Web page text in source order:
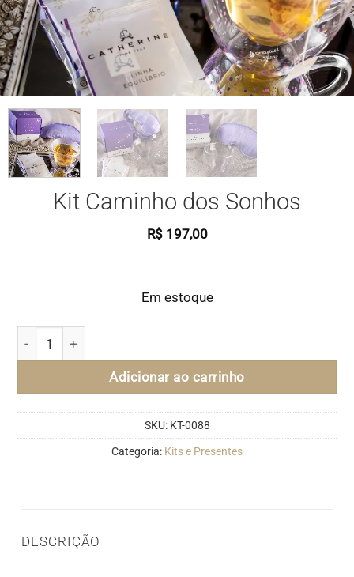
Kit Caminho dos Sonhos
R$197,00
Em estoque
Adicionar ao carrinho
SKU: KT-0088
Categoria: Kits e Presentes
DESCRIÇÃO